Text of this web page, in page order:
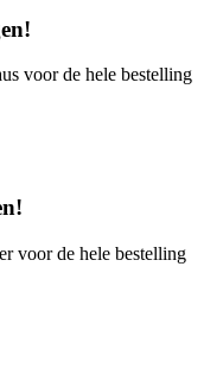
voor de hele bestelling
voor de hele bestelling